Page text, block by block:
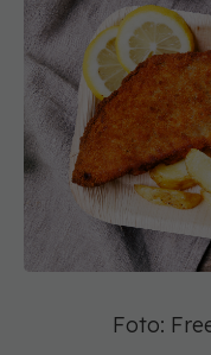
Foto: